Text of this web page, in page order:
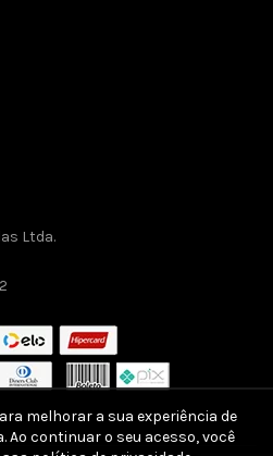
Ltda.
melhorar a sua experiência de
Ao continuar o seu acesso, você